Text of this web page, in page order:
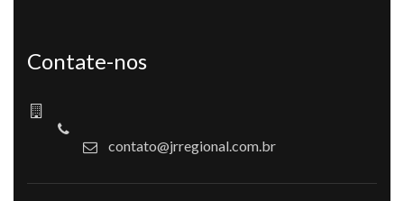
Contate-nos
contato@jrregional.com.br